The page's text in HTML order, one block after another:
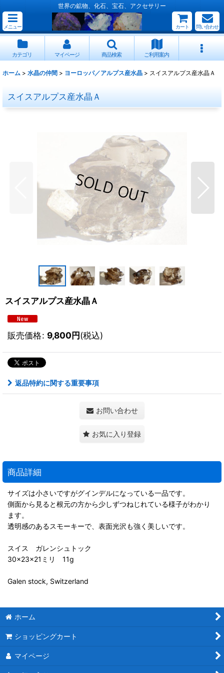
世界の鉱物、化石、宝石、アクセサリー
メニュー カート 問い合わせ
カテゴリ マイページ 商品検索 ご利用案内
ホーム > 水晶の仲間 > ヨーロッパ／アルプス産水晶 > スイスアルプス産水晶Ａ
スイスアルプス産水晶Ａ
スイスアルプス産水晶Ａ
販売価格: 9,800円(税込)
返品特約に関する重要事項
お問い合わせ
お気に入り登録
商品詳細
サイズは小さいですがグインデルになっている一品です。
側面から見ると根元の方から少しずつねじれている様子がわかり
ます。
透明感のあるスモーキーで、表面光沢も強く美しいです。
スイス ガレンシュトック
30×23×21ミリ 11g
Galen stock, Switzerland
ホーム
ショッピングカート
マイページ